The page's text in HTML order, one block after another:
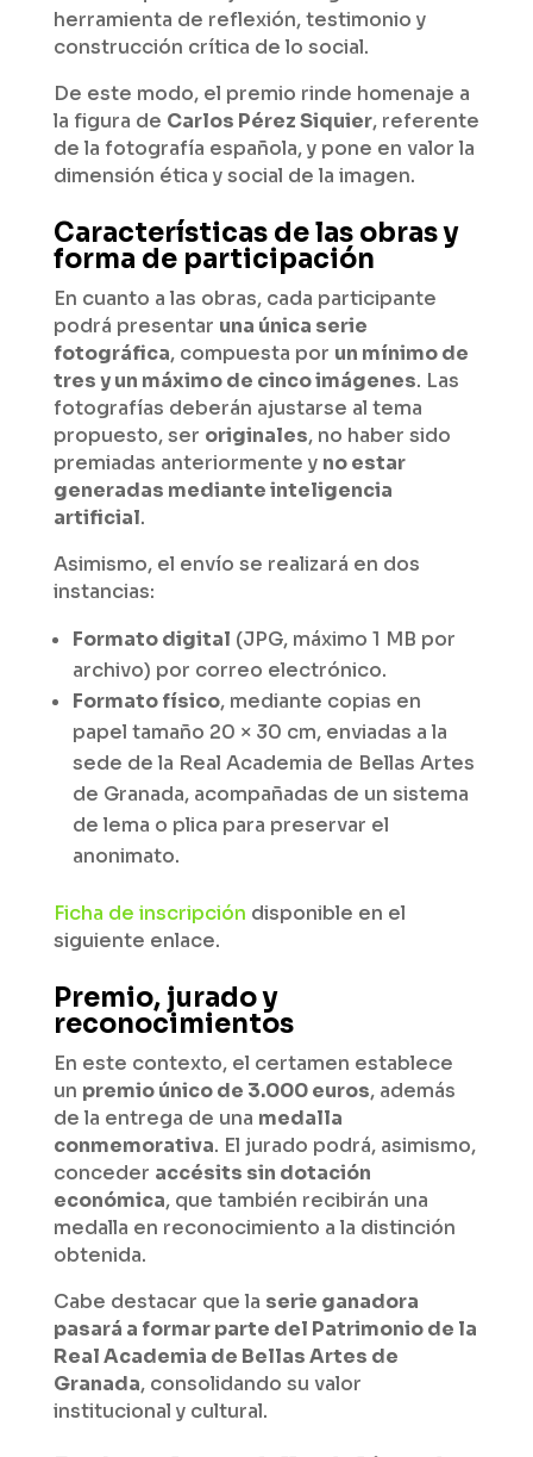
herramienta de reflexión, testimonio y
construcción crítica de lo social.
De este modo, el premio rinde homenaje a
la figura de Carlos Pérez Siquier, referente
de la fotografía española, y pone en valor la
dimensión ética y social de la imagen.
Características de las obras y
forma de participación
En cuanto a las obras, cada participante
podrá presentar una única serie
fotográfica, compuesta por un mínimo de
tres y un máximo de cinco imágenes. Las
fotografías deberán ajustarse al tema
propuesto, ser originales, no haber sido
premiadas anteriormente y no estar
generadas mediante inteligencia
artificial.
Asimismo, el envío se realizará en dos
instancias:
Formato digital (JPG, máximo 1 MB por
archivo) por correo electrónico.
Formato físico, mediante copias en
papel tamaño 20 × 30 cm, enviadas a la
sede de la Real Academia de Bellas Artes
de Granada, acompañadas de un sistema
de lema o plica para preservar el
anonimato.
Ficha de inscripción disponible en el
siguiente enlace.
Premio, jurado y
reconocimientos
En este contexto, el certamen establece
un premio único de 3.000 euros, además
de la entrega de una medalla
conmemorativa. El jurado podrá, asimismo,
conceder accésits sin dotación
económica, que también recibirán una
medalla en reconocimiento a la distinción
obtenida.
Cabe destacar que la serie ganadora
pasará a formar parte del Patrimonio de la
Real Academia de Bellas Artes de
Granada, consolidando su valor
institucional y cultural.